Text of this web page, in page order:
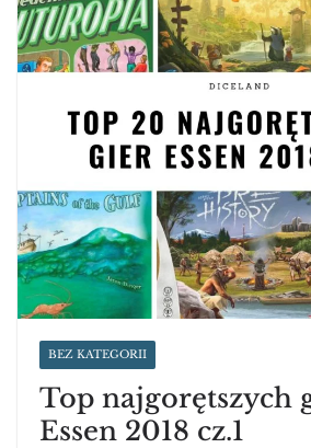
BEZ KATEGORII
Top najgorętszych
Essen 2018 cz.1